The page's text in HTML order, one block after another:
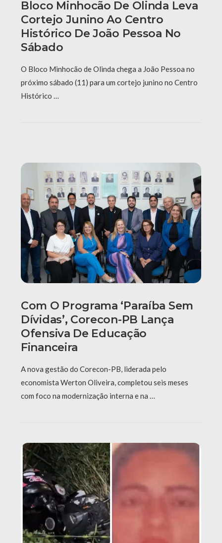
Bloco Minhocão De Olinda Leva
Cortejo Junino Ao Centro
Histórico De João Pessoa No
Sábado
O Bloco Minhocão de Olinda chega a João Pessoa no
próximo sábado (11) para um cortejo junino no Centro
Histórico …
Com O Programa ‘Paraíba Sem
Dívidas’, Corecon-PB Lança
Ofensiva De Educação
Financeira
A nova gestão do Corecon-PB, liderada pelo
economista Werton Oliveira, completou seis meses
com foco na modernização interna e na …